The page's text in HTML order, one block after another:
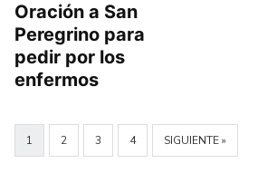
Oración a San
Peregrino para
pedir por los
enfermos
1 2 3 4 SIGUIENTE »